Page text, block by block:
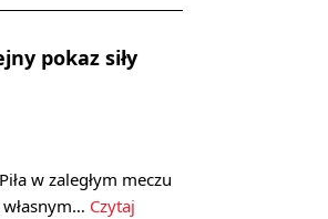
pokaz siły
w zaległym meczu
Czytaj